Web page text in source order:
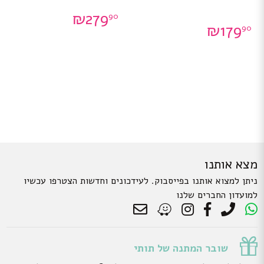
את
האפשרויות ₪17990
לבחור
₪27990
מצא אותנו
ניתן למצוא אותנו בפייסבוק. לעידכונים וחדשות הצטרפו עכשיו
למועדון החברים שלנו
שובר המתנה של תותי